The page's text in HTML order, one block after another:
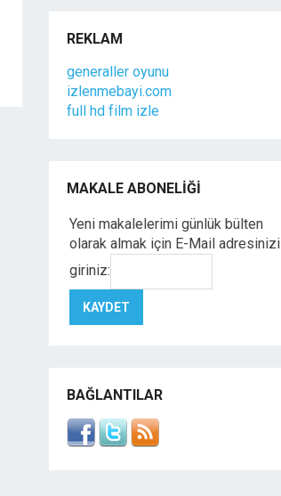
REKLAM
generaller oyunu
izlenmebayi.com
full hd film izle
MAKALE ABONELIĞI
Yeni makalelerimi günlük bülten
olarak almak için E-Mail adresinizi
giriniz:
BAĞLANTILAR